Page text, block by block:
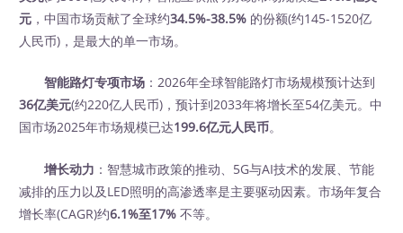
元 ，中国市场贡献了全球约34.5%-38.5% 的份额(约145-1520亿
人民币)，是最大的单一市场。
智能路灯专项市场 ：2026年全球智能路灯市场规模预计达到
36亿美元(约220亿人民币)，预计到2033年将增长至54亿美元。中
国市场2025年市场规模已达199.6亿元人民币。
增长动力 ：智慧城市政策的推动、5G与AI技术的发展、节能
减排的压力以及LED照明的高渗透率是主要驱动因素。市场年复合
增长率(CAGR)约6.1%至17% 不等。